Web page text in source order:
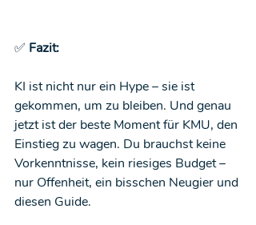
✅ Fazit:
KI ist nicht nur ein Hype – sie ist
gekommen, um zu bleiben. Und genau
jetzt ist der beste Moment für KMU, den
Einstieg zu wagen. Du brauchst keine
Vorkenntnisse, kein riesiges Budget –
nur Offenheit, ein bisschen Neugier und
diesen Guide.